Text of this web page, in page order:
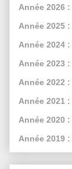
Année 2026 :
Année 2025 :
Année 2024 :
Année 2023 :
Année 2022 :
Année 2021 :
Année 2020 :
Année 2019 :